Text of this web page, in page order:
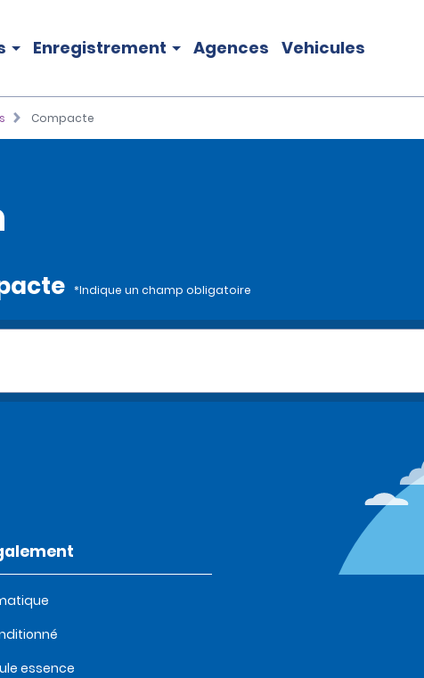
Enregistrement Agences Vehicules
Compacte
*Indique un champ obligatoire
essence